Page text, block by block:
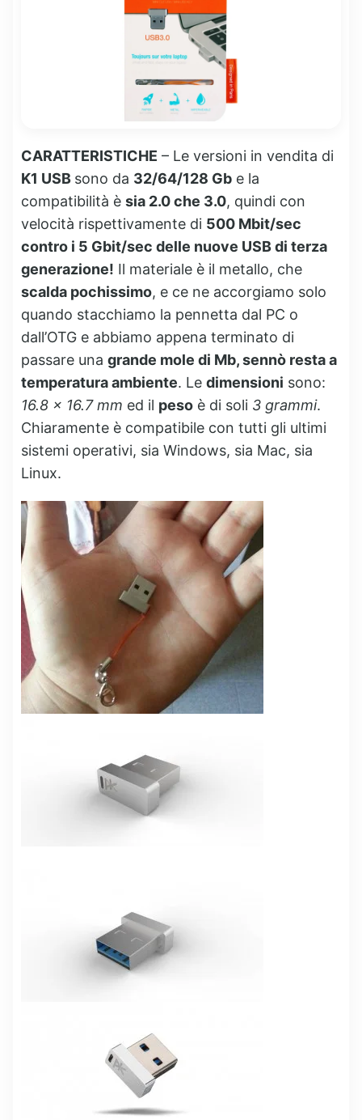
CARATTERISTICHE – Le versioni in vendita di
K1 USB sono da 32/64/128 Gb e la
compatibilità è sia 2.0 che 3.0, quindi con
velocità rispettivamente di 500 Mbit/sec
contro i 5 Gbit/sec delle nuove USB di terza
generazione! Il materiale è il metallo, che
scalda pochissimo, e ce ne accorgiamo solo
quando stacchiamo la pennetta dal PC o
dall’OTG e abbiamo appena terminato di
passare una grande mole di Mb, sennò resta a
temperatura ambiente. Le dimensioni sono:
16.8 x 16.7 mm ed il peso è di soli 3 grammi.
Chiaramente è compatibile con tutti gli ultimi
sistemi operativi, sia Windows, sia Mac, sia
Linux.